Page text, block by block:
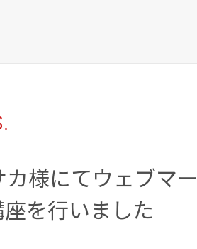
様にてウェブマー
を行いました